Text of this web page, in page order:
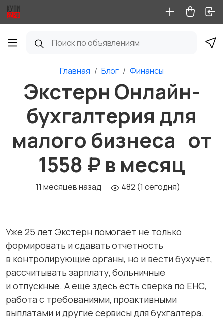
Главная Блог Финансы
Экстерн Онлайн-
бухгалтерия для
малого бизнеса от
1558 ₽ в месяц
11 месяцев назад 482 (1 сегодня)
Уже 25 лет Экстерн помогает не только
формировать и сдавать отчетность
в контролирующие органы, но и вести бухучет,
рассчитывать зарплату, больничные
и отпускные. А еще здесь есть сверка по ЕНС,
работа с требованиями, проактивными
выплатами и другие сервисы для бухгалтера.